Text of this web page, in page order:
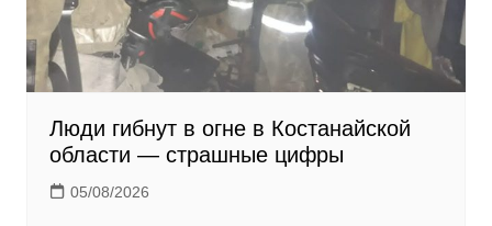
Люди гибнут в огне в Костанайской
области — страшные цифры
05/08/2026